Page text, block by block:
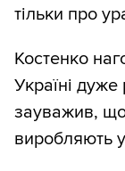
тільки про
Костенко
Україні
зауважив, що
виробляють